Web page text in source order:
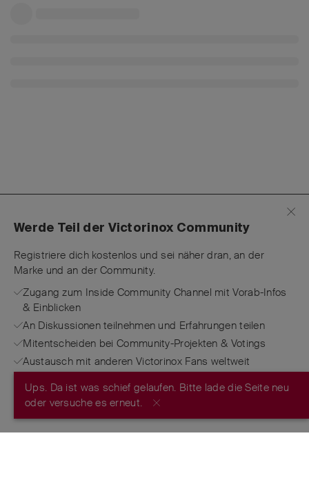
Ups. Da ist was schief gelaufen. Bitte lade die Seite neu
oder versuche es erneut.
Werde Teil der Victorinox Community
Registriere dich kostenlos und sei näher dran, an der
Marke und an der Community.
Zugang zum Inside Community Channel mit Vorab-Infos
& Einblicken
An Diskussionen teilnehmen und Erfahrungen teilen
Mitentscheiden bei Community-Projekten & Votings
Austausch mit anderen Victorinox Fans weltweit
JETZT REGISTRIEREN